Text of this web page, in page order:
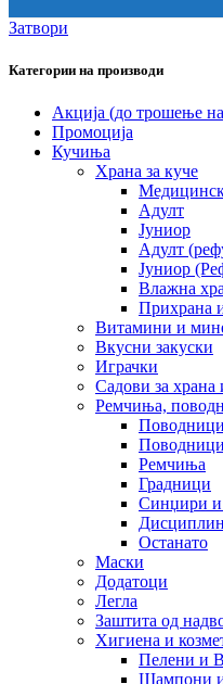
Затвори
Категории на производи
Акција (до трошење
Промоција
Кучиња
Храна за куче
Адулт
Јуниор
Адулт
Јуниор
Влажна
Прихрана
Витамини и
Вкусни закуски
Играчки
Садови за храна
Ремчиња,
Поводници
Ремчиња
Градници
Синџири и
Останато
Маски
Додатоци
Легла
Заштита од
Хигиена и
Пелени и
Шампони